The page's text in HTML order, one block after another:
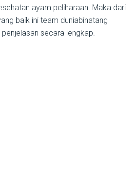
ayam peliharaan. Maka dari
baik ini team duniabinatang
secara lengkap.